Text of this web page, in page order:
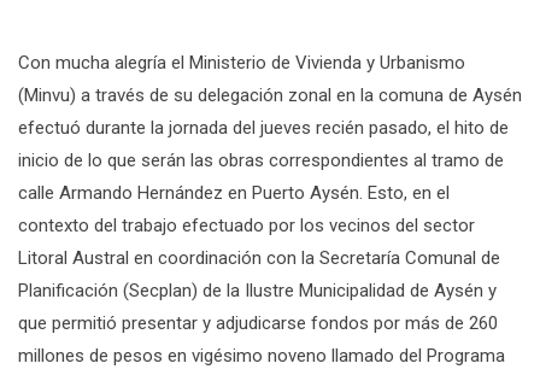
Con mucha alegría el Ministerio de Vivienda y Urbanismo
(Minvu) a través de su delegación zonal en la comuna de Aysén
efectuó durante la jornada del jueves recién pasado, el hito de
inicio de lo que serán las obras correspondientes al tramo de
calle Armando Hernández en Puerto Aysén. Esto, en el
contexto del trabajo efectuado por los vecinos del sector
Litoral Austral en coordinación con la Secretaría Comunal de
Planificación (Secplan) de la Ilustre Municipalidad de Aysén y
que permitió presentar y adjudicarse fondos por más de 260
millones de pesos en vigésimo noveno llamado del Programa